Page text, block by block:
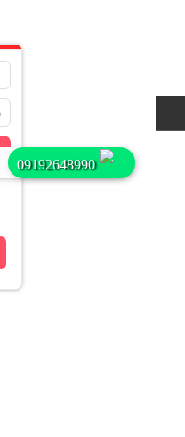
09192648990